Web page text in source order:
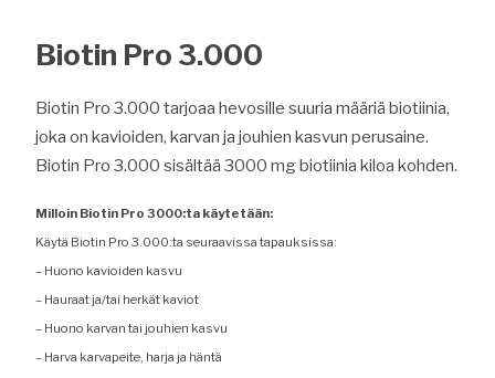
Biotin Pro 3.000
Biotin Pro 3.000 tarjoaa hevosille suuria määriä biotiinia,
joka on kavioiden, karvan ja jouhien kasvun perusaine.
Biotin Pro 3.000 sisältää 3000 mg biotiinia kiloa kohden.
Milloin Biotin Pro 3000:ta käytetään:
Käytä Biotin Pro 3.000:ta seuraavissa tapauksissa:
– Huono kavioiden kasvu
– Hauraat ja/tai herkät kaviot
– Huono karvan tai jouhien kasvu
– Harva karvapeite, harja ja häntä